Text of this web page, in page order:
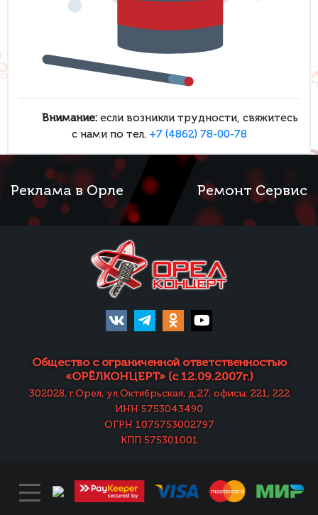
Внимание:если возникли трудности, свяжитесь
с нами по тел. +7 (4862) 78-00-78
Реклама в Орле Ремонт Сервис
Общество с ограниченной ответственностью
«ОРЁЛКОНЦЕРТ» (с 12.09.2007г.)
302028, г.Орел, ул.Октябрьская, д.27, офисы: 221, 222
ИНН 5753043490
ОГРН 1075753002797
КПП 575301001